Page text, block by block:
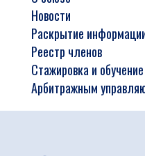
Новости
Раскрытие
Реестр членов
Стажировка и обучение
Арбитражным